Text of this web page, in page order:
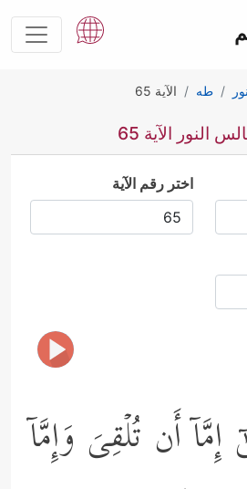
طه الآية 65
الآية 65
اختر رقم الآية
إِمَّاۤ أَن تُلۡقِیَ وَإِمَّاۤ